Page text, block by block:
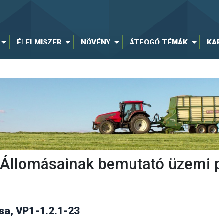
ÉLELMISZER NÖVÉNY ÁTFOGÓ TÉMÁK
bemutató üzemi
VP1-1.2.1-23